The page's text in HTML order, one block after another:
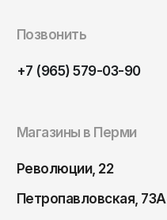
Позвонить
+7 (965) 579-03-90
Магазины в Перми
Революции, 22
Петропавловская, 73А